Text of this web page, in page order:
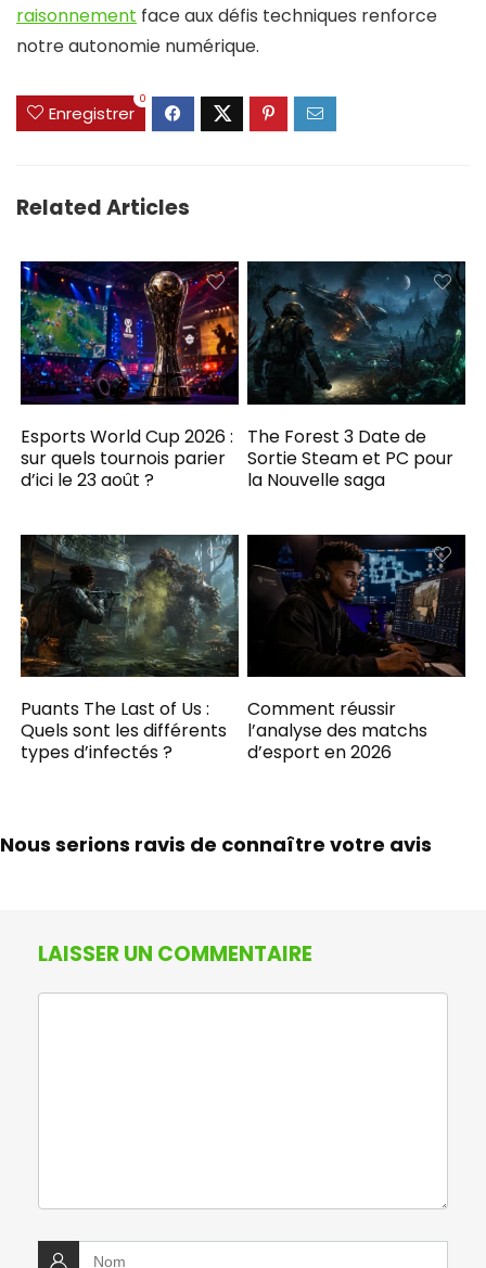
raisonnement face aux défis techniques renforce
notre autonomie numérique.
Enregistrer
0
Related Articles
Esports World Cup 2026 :
sur quels tournois parier
d’ici le 23 août ?
The Forest 3 Date de
Sortie Steam et PC pour
la Nouvelle saga
Puants The Last of Us :
Quels sont les différents
types d’infectés ?
Comment réussir
l’analyse des matchs
d’esport en 2026
Nous serions ravis de connaître votre avis
LAISSER UN COMMENTAIRE